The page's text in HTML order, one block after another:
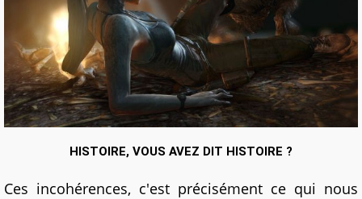
HISTOIRE, VOUS AVEZ DIT HISTOIRE ?
Ces incohérences, c'est précisément ce qui nous